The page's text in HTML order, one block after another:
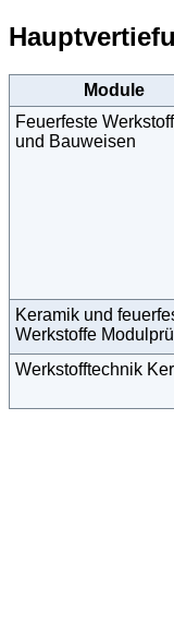
Module
Feuerfeste
und Bauweisen
Keramik und
Werkstoffe
Werkstofftechnik